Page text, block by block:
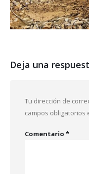
Deja una
Tu dirección de
campos obligatorios
Comentario *